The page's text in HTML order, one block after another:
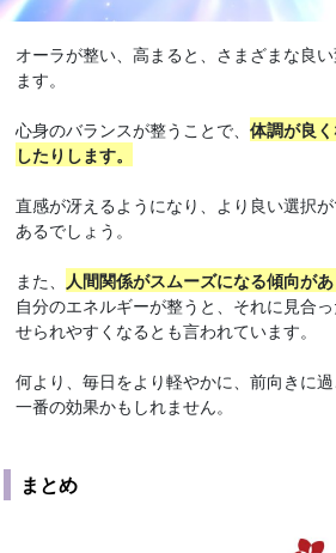
オーラが整い、高まると、さまざまな良
ます。
心身のバランスが整うことで、体調が良
したりします。
直感が冴えるようになり、より良い選択
あるでしょう。
また、
人間関係がスムーズになる傾向があ
自分のエネルギーが整うと、それに見合
せられやすくなるとも言われています。
何より、毎日をより軽やかに、前向きに過
一番の効果かもしれません。
まとめ